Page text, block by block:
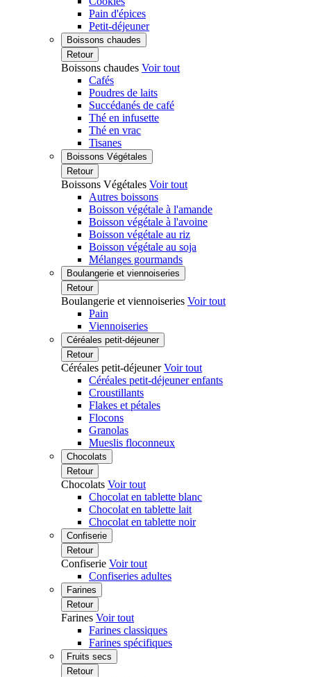
Pain d'épices
Petit-déjeuner
Boissons chaudes
Retour
Boissons chaudes Voir tout
Cafés
Poudres de laits
Succédanés de café
Thé en infusette
Thé en vrac
Tisanes
Boissons Végétales
Retour
Boissons Végétales Voir tout
Autres boissons
Boisson végétale à l'amande
Boisson végétale à l'avoine
Boisson végétale au riz
Boisson végétale au soja
Mélanges gourmands
Boulangerie et viennoiseries
Retour
Boulangerie et viennoiseries Voir tout
Pain
Viennoiseries
Céréales petit-déjeuner
Retour
Céréales petit-déjeunerVoir tout
Céréales petit-déjeuner enfants
Croustillants
Flakes et pétales
Flocons
Granolas
Mueslis floconneux
Chocolats
Retour
Chocolats Voir tout
Chocolat en tablette blanc
Chocolat en tablette lait
Chocolat en tablette noir
Confiserie
Retour
Confiserie Voir tout
Confiseries adultes
Farines
Retour
Farines Voir tout
Farines classiques
Farines spécifiques
Fruits secs
Retour